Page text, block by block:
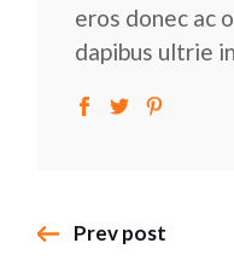
eros donec ac
dapibus ultrie
Prev post